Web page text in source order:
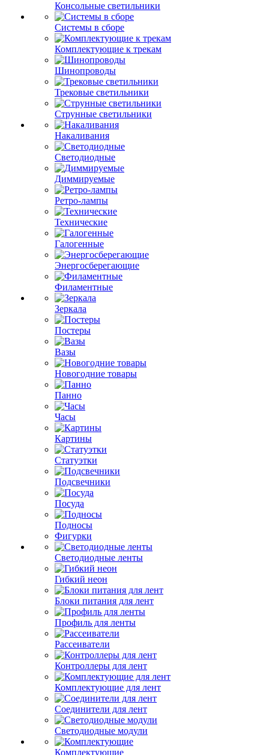
Консольные светильники
Системы в сборе
Комплектующие к трекам
Шинопроводы
Трековые светильники
Струнные светильники
Накаливания
Светодиодные
Диммируемые
Ретро-лампы
Технические
Галогенные
Энергосберегающие
Филаментные
Зеркала
Постеры
Вазы
Новогодние товары
Панно
Часы
Картины
Статуэтки
Подсвечники
Посуда
Подносы
Фигурки
Светодиодные ленты
Гибкий неон
Блоки питания для лент
Профиль для ленты
Рассеиватели
Контроллеры для лент
Комплектующие для лент
Соединители для лент
Светодиодные модули
Комплектующие